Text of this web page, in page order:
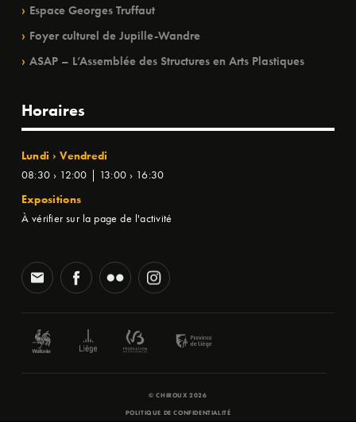
Espace Georges Truffaut
Foyer culturel de Jupille-Wandre
ASAP – L’Assemblée des Structures en Arts Plastiques
Horaires
Lundi › Vendredi
08:30 › 12:00 | 13:00 › 16:30
Expositions
À vérifier sur la page de l'activité
© CHIROUX 2026
POLITIQUE DE CONFIDENTIALITÉ